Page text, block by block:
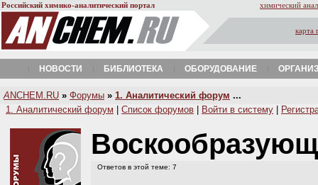
Российский химико-аналитический портал химический
карта
НОВОСТИ БИБЛИОТЕКА ОБОРУДОВАНИЕ
A NCHEM.RU » Форумы » 1. Аналитический форум ...
1. Аналитический форум
Список форумов Войти в систему
Ответов в этой теме: 7